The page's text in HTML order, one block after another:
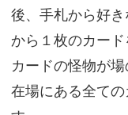
後、手札から好
から１枚のカー
カードの怪物が
在場にある全て